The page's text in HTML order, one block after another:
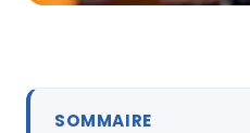
SOMMAIRE